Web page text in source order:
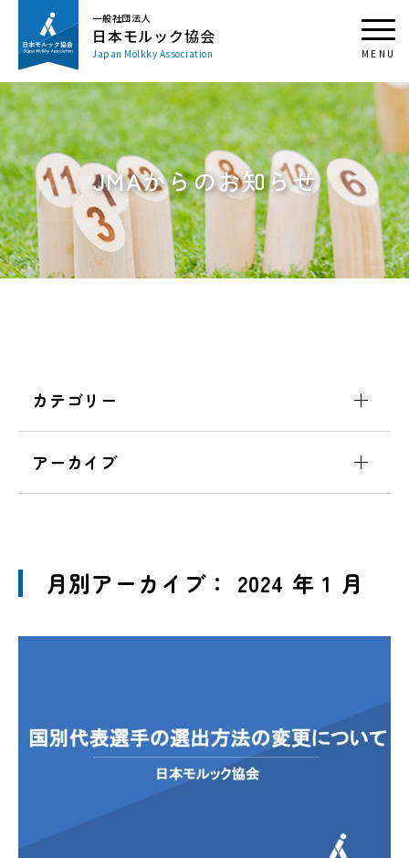
一般社団法人
日本モルック協会
Japan Mölkky Association
JMAからのお知らせ
月別アーカイブ： 2024 年 1 月
カテゴリー
アーカイブ